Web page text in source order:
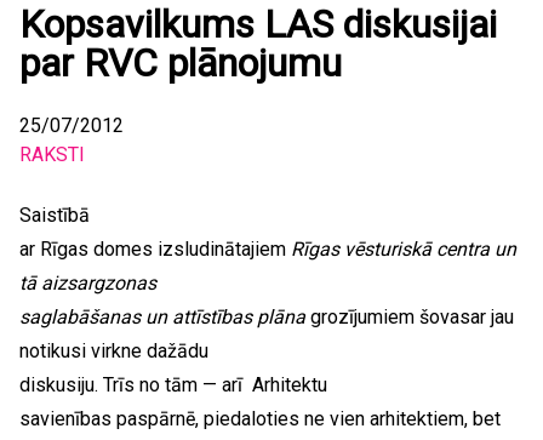
Kopsavilkums LAS diskusijai
par RVC plānojumu
25/07/2012
RAKSTI
Saistībā
ar Rīgas domes izsludinātajiem Rīgas vēsturiskā centra un
tā aizsargzonas
saglabāšanas un attīstības plāna grozījumiem šovasar jau
notikusi virkne dažādu
diskusiju. Trīs no tām — arī Arhitektu
savienības paspārnē, piedaloties ne vien arhitektiem, bet